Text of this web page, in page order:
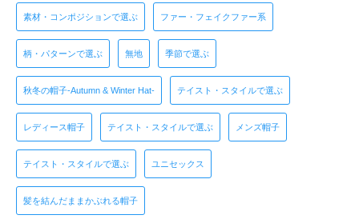
素材・コンポジションで選ぶ ファー・フェイクファー系
柄・パターンで選ぶ 無地 季節で選ぶ
秋冬の帽子-Autumn & Winter Hat- テイスト・スタイルで選ぶ
レディース帽子 テイスト・スタイルで選ぶ メンズ帽子
テイスト・スタイルで選ぶ ユニセックス
髪を結んだままかぶれる帽子